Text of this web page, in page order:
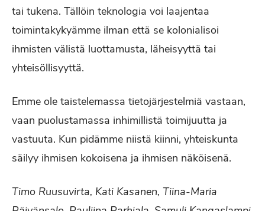
tai tukena. Tällöin teknologia voi laajentaa
toimintakykyämme ilman että se kolonialisoi
ihmisten välistä luottamusta, läheisyyttä tai
yhteisöllisyyttä.
Emme ole taistelemassa tietojärjestelmiä vastaan,
vaan puolustamassa inhimillistä toimijuutta ja
vastuuta. Kun pidämme niistä kiinni, yhteiskunta
säilyy ihmisen kokoisena ja ihmisen näköisenä.
Timo Ruusuvirta, Kati Kasanen, Tiina-Maria